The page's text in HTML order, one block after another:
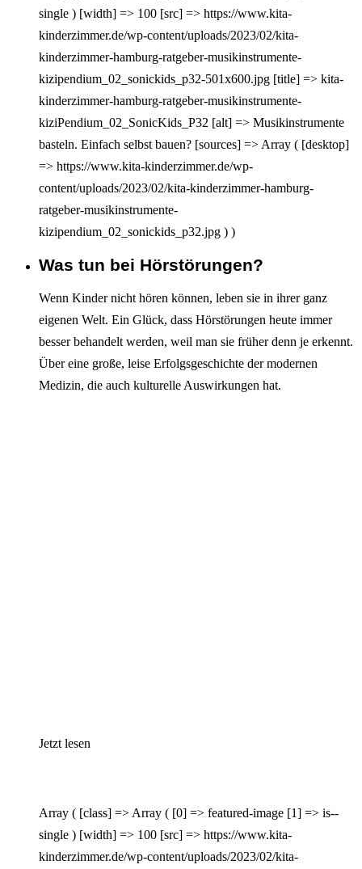
single ) [width] => 100 [src] => https://www.kita-
kinderzimmer.de/wp-content/uploads/2023/02/kita-
kinderzimmer-hamburg-ratgeber-musikinstrumente-
kizipendium_02_sonickids_p32-501x600.jpg [title] => kita-
kinderzimmer-hamburg-ratgeber-musikinstrumente-
kiziPendium_02_SonicKids_P32 [alt] => Musikinstrumente
basteln. Einfach selbst bauen? [sources] => Array ( [desktop]
=> https://www.kita-kinderzimmer.de/wp-
content/uploads/2023/02/kita-kinderzimmer-hamburg-
ratgeber-musikinstrumente-
kizipendium_02_sonickids_p32.jpg ) )
Interagieren
Was tun bei Hör­störungen?
Wenn Kinder nicht hören können, leben sie in ihrer ganz
eigenen Welt. Ein Glück, dass Hörstörungen heute immer
besser behandelt werden, weil man sie früher denn je erkennt.
Über eine große, leise Erfolgsgeschichte der modernen
Medizin, die auch kulturelle Auswirkungen hat.
Jetzt lesen
Array ( [class] => Array ( [0] => featured-image [1] => is--
single ) [width] => 100 [src] => https://www.kita-
kinderzimmer.de/wp-content/uploads/2023/02/kita-